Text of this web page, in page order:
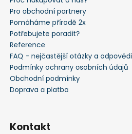
Pro obchodní partnery
Pomáháme přírodě 2x
Potřebujete poradit?
Reference
FAQ - nejčastější otázky a odpovědi
Podmínky ochrany osobních údajů
Obchodní podmínky
Doprava a platba
Kontakt